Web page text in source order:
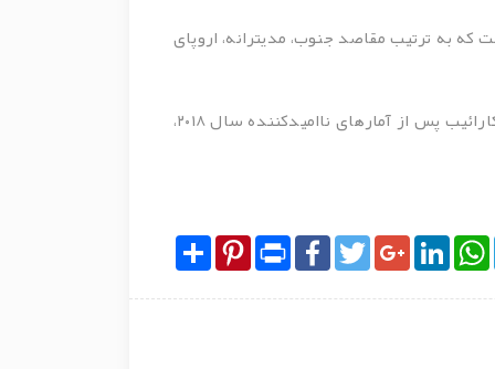
رقم زده است که به ترتیب مقاصد جنوب، مدیترانه، اروپای
اما در آفریقا، منطقه شمال آفریقا با ۱۱ درصد بالاترین نرخ رشد را به خود اختصاص داده است و در آمریکا نیز منطقه کارائیب پس از آمارهای ناامیدکننده سال ۲۰۱۸،
Share
Pinterest Print
FacebookTwitterGoogle+LinkedIn
WhatsApp